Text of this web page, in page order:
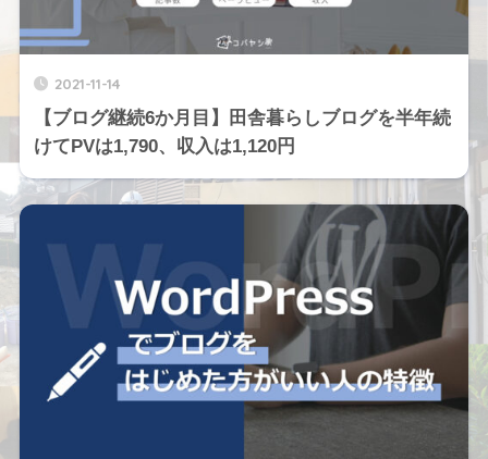
2021-11-14
【ブログ継続6か月目】田舎暮らしブログを半年続
けてPVは1,790、収入は1,120円